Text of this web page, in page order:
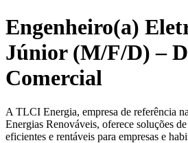
Engenheiro(a)
Júnior (M/F/D) –
Comercial
A TLCI Energia, empresa de referência
Energias Renováveis, oferece soluções
eficientes e rentáveis para empresas e